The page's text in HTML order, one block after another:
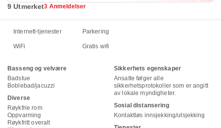
9 Utmerket3 Anmeldelser
Internett-tjenester Parkering
WiFi Gratis wifi
Basseng og velvære
Badstue
Boblebad/jacuzzi
Diverse
Røykfrie rom
Oppvarming
Røykfritt overalt
Sikkerhets egenskaper
Ansatte følger alle
sikkerhetsprotokoller som er angitt
av lokale myndigheter.
Sosial distansering
Kontaktløs innsjekking/utsjekking